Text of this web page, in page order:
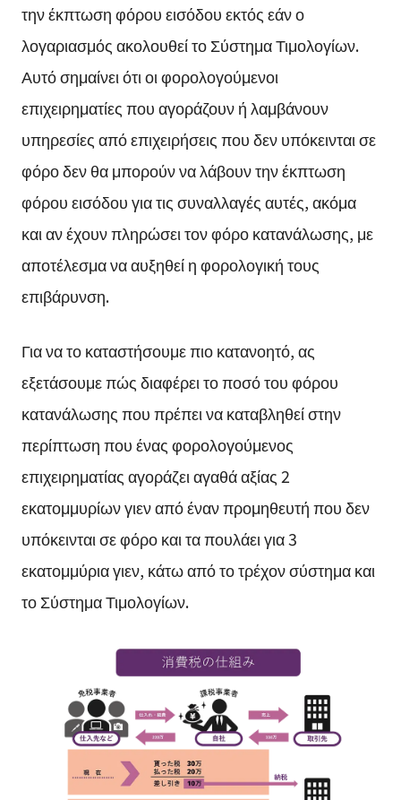
την έκπτωση φόρου εισόδου εκτός εάν ο
λογαριασμός ακολουθεί το Σύστημα Τιμολογίων.
Αυτό σημαίνει ότι οι φορολογούμενοι
επιχειρηματίες που αγοράζουν ή λαμβάνουν
υπηρεσίες από επιχειρήσεις που δεν υπόκεινται σε
φόρο δεν θα μπορούν να λάβουν την έκπτωση
φόρου εισόδου για τις συναλλαγές αυτές, ακόμα
και αν έχουν πληρώσει τον φόρο κατανάλωσης, με
αποτέλεσμα να αυξηθεί η φορολογική τους
επιβάρυνση.
Για να το καταστήσουμε πιο κατανοητό, ας
εξετάσουμε πώς διαφέρει το ποσό του φόρου
κατανάλωσης που πρέπει να καταβληθεί στην
περίπτωση που ένας φορολογούμενος
επιχειρηματίας αγοράζει αγαθά αξίας 2
εκατομμυρίων γιεν από έναν προμηθευτή που δεν
υπόκεινται σε φόρο και τα πουλάει για 3
εκατομμύρια γιεν, κάτω από το τρέχον σύστημα και
το Σύστημα Τιμολογίων.